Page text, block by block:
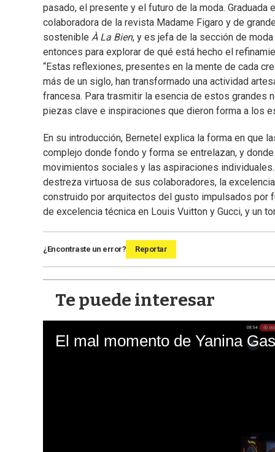
pasado, el presente y el futuro de la moda.
colaboradora de la revista Madame Figaro y de
sostenible À La Bien, y es jefa de la sección de
entonces para explorar de qué está hecho el
“Estas reflexiones, presentes en la mente de cada
más de un siglo, han transformado una actividad
francesa. Para trasmitir la esencia de estos grandes
piezas clave e inspiraciones que dieron forma a los
En su introducción, Bernetel explica la forma en que
complejo donde fondo y forma se entrelazan, y
movimientos sociales y las aspiraciones
destreza virtuosa de sus colaboradores, la
construido por arquitectos del gusto impulsados por
de excelencia técnica en Louis Vuitton y Gucci, y un
¿Encontraste un error? Reportar
Te puede interesar